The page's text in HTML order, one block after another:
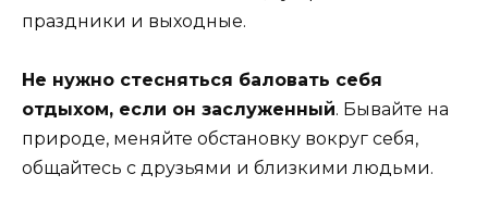
праздники и выходные.
Не нужно стесняться баловать себя
отдыхом, если он заслуженный. Бывайте на
природе, меняйте обстановку вокруг себя,
общайтесь с друзьями и близкими людьми.